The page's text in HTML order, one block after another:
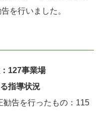
を行いました。
127事業場
指導状況
告を行ったもの：115